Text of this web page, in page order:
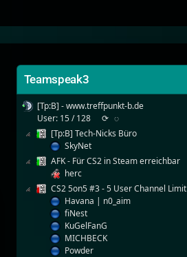
Teamspeak3
[Tp:B] - www.treffpunkt-b.de
User: 15 / 128
⟳ ◌
[Tp:B] Tech-Nicks Büro
SkyNet
AFK - Für CS2 in Steam erreichbar
herc
CS2 5on5 #3 - 5 User Channel Limit
Havana | n0_aim
fiNest
KuGelFanG
MICHBECK
Powder